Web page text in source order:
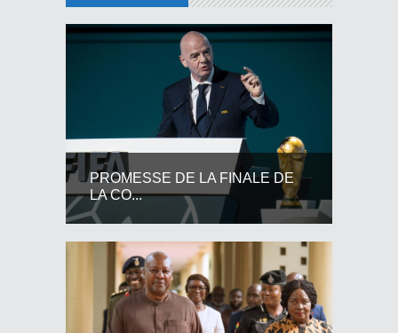
PROMESSE DE LA FINALE DE
LA CO...